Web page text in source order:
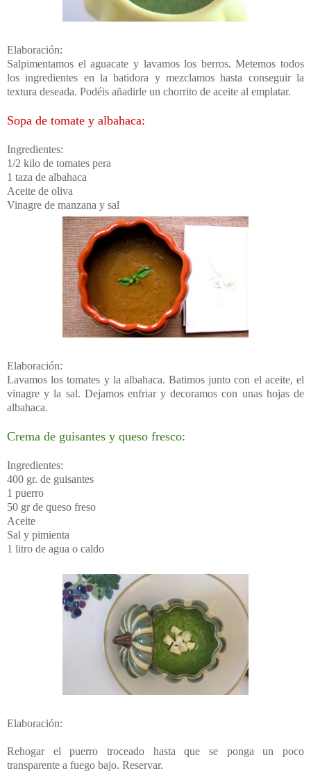
Elaboración:
Salpimentamos el aguacate y lavamos los berros. Metemos todos
los ingredientes en la batidora y mezclamos hasta conseguir la
textura deseada. Podéis añadirle un chorrito de aceite al emplatar.
Sopa de tomate y albahaca:
Ingredientes:
1/2 kilo de tomates pera
1 taza de albahaca
Aceite de oliva
Vinagre de manzana y sal
Elaboración:
Lavamos los tomates y la albahaca. Batimos junto con el aceite, el
vinagre y la sal. Dejamos enfriar y decoramos con unas hojas de
albahaca.
Crema de guisantes y queso fresco:
Ingredientes:
400 gr. de guisantes
1 puerro
50 gr de queso freso
Aceite
Sal y pimienta
1 litro de agua o caldo
Elaboración:
Rehogar el puerro troceado hasta que se ponga un poco
transparente a fuego bajo. Reservar.